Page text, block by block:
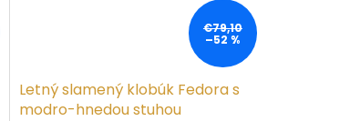
€79,10
–52 %
Letný slamený klobúk Fedora s
modro-hnedou stuhou